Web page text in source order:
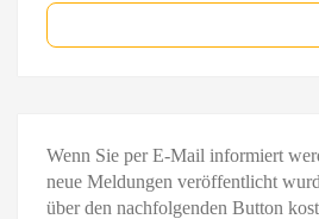
Suchen
Wenn Sie per E-Mail informiert
neue Meldungen veröffentlicht
über den nachfolgenden Button